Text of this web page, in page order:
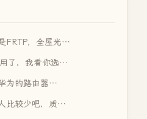
FRTP，全屋光…
了，我看你选…
为的路由器…
比较少吧，质…